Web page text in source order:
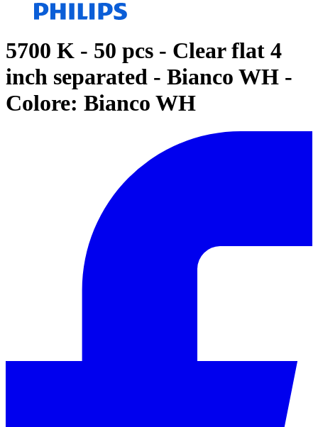
5700 K - 50 pcs - Clear flat 4
inch separated - Bianco WH -
Colore: Bianco WH